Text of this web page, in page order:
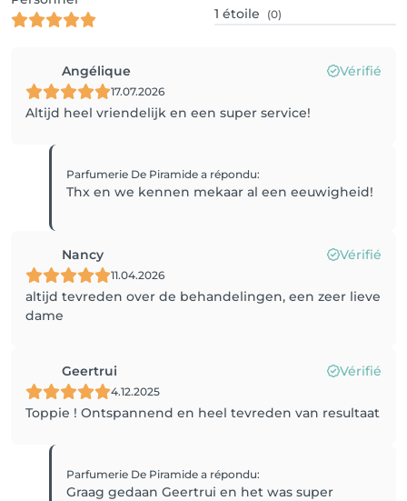
1 étoile (0)
Angélique Vérifié
17.07.2026
Altijd heel vriendelijk en een super service!
Parfumerie De Piramidea répondu:
Thx en we kennen mekaar al een eeuwigheid!
Nancy Vérifié
11.04.2026
altijd tevreden over de behandelingen, een zeer lieve
dame
Geertrui Vérifié
4.12.2025
Toppie ! Ontspannend en heel tevreden van resultaat
Parfumerie De Piramidea répondu:
Graag gedaan Geertrui en het was super